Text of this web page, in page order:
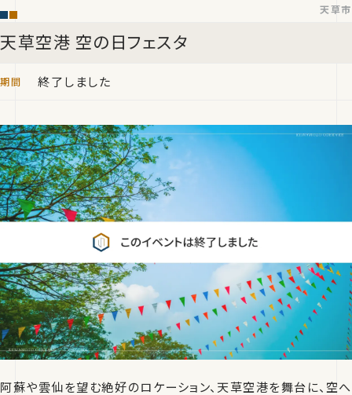
天草空港 空の日フェスタ
天草市
終了しました
阿蘇や雲仙を望む絶好のロケーション、天草空港を舞台に、空へ